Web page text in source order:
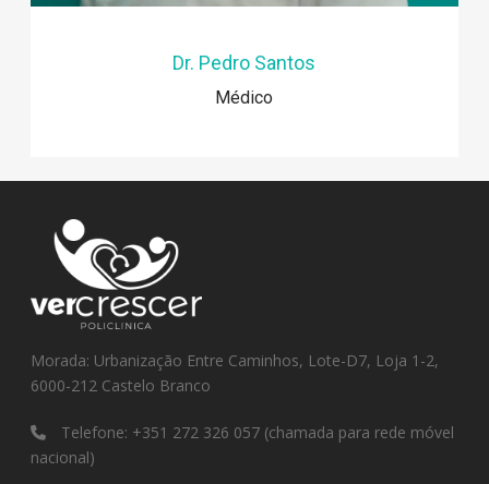
Dr. Pedro Santos
Médico
Morada: Urbanização Entre Caminhos, Lote-D7, Loja 1-2,
6000-212 Castelo Branco
Telefone: +351 272 326 057 (chamada para rede móvel
nacional)